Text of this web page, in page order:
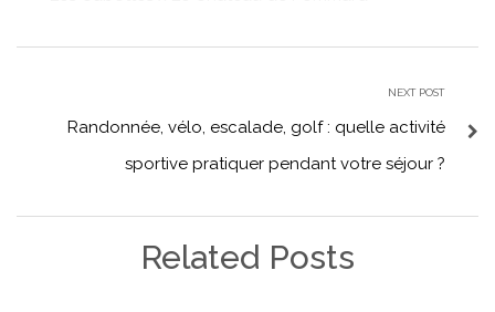
NEXT POST
Randonnée, vélo, escalade, golf : quelle activité
sportive pratiquer pendant votre séjour ?
Related Posts